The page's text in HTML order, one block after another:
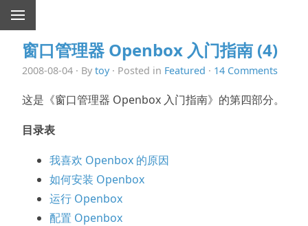
窗口管理器 Openbox 入门指南 (4)
2008-08-04 · By toy· Posted in Featured · 14 Comments
这是《窗口管理器 Openbox 入门指南》的第四部分。
目录表
我喜欢 Openbox 的原因
如何安装 Openbox
运行 Openbox
配置 Openbox